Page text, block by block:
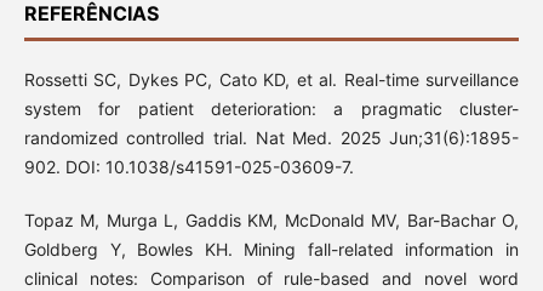
REFERÊNCIAS
Rossetti SC, Dykes PC, Cato KD, et al. Real-time surveillance
system for patient deterioration: a pragmatic cluster-
randomized controlled trial. Nat Med. 2025 Jun;31(6):1895-
902. DOI: 10.1038/s41591-025-03609-7.
Topaz M, Murga L, Gaddis KM, McDonald MV, Bar-Bachar O,
Goldberg Y, Bowles KH. Mining fall-related information in
clinical notes: Comparison of rule-based and novel word